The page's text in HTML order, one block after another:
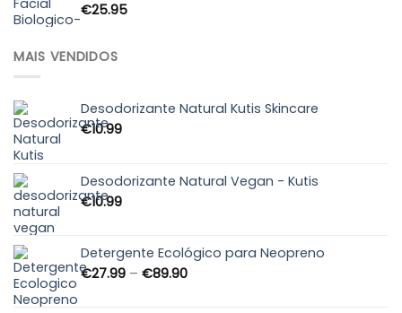
€25.95
MAIS VENDIDOS
Desodorizante Natural Kutis Skincare
€10.99
Desodorizante Natural Vegan - Kutis
€10.99
Detergente Ecológico para Neopreno
€27.99 – €89.90Price